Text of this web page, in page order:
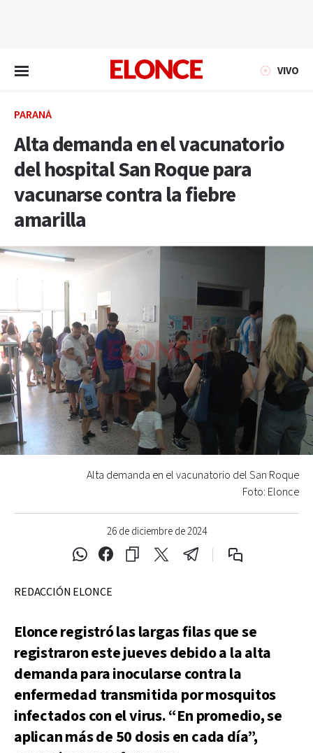
VIVO
PARANÁ
Alta demanda en el vacunatorio
del hospital San Roque para
vacunarse contra la fiebre
amarilla
26 de diciembre de 2024
Alta demanda en el vacunatorio del San Roque
Foto: Elonce
REDACCIÓN ELONCE
Elonce registró las largas filas que se
registraron este jueves debido a la alta
demanda para inocularse contra la
enfermedad transmitida por mosquitos
infectados con el virus. “En promedio, se
aplican más de 50 dosis en cada día”,